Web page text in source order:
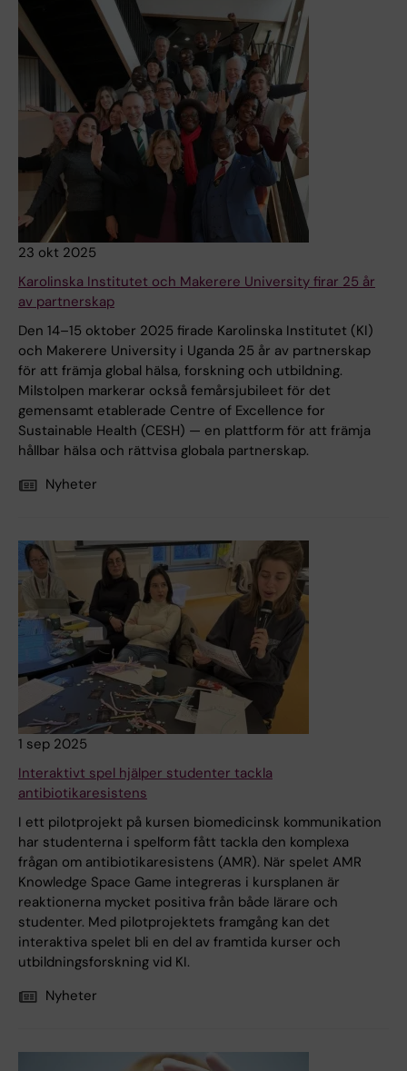
23 okt 2025
Karolinska Institutet och Makerere University firar 25 år
av partnerskap
Den 14–15 oktober 2025 firade Karolinska Institutet (KI)
och Makerere University i Uganda 25 år av partnerskap
för att främja global hälsa, forskning och utbildning.
Milstolpen markerar också femårsjubileet för det
gemensamt etablerade Centre of Excellence for
Sustainable Health (CESH) — en plattform för att främja
hållbar hälsa och rättvisa globala partnerskap.
Nyheter
1 sep 2025
Interaktivt spel hjälper studenter tackla
antibiotikaresistens
I ett pilotprojekt på kursen biomedicinsk kommunikation
har studenterna i spelform fått tackla den komplexa
frågan om antibiotikaresistens (AMR). När spelet AMR
Knowledge Space Game integreras i kursplanen är
reaktionerna mycket positiva från både lärare och
studenter. Med pilotprojektets framgång kan det
interaktiva spelet bli en del av framtida kurser och
utbildningsforskning vid KI.
Nyheter